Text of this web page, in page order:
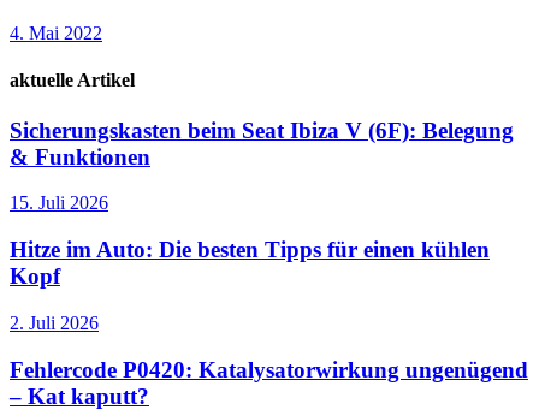
4. Mai 2022
aktuelle Artikel
Sicherungskasten beim Seat Ibiza V (6F): Belegung
& Funktionen
15. Juli 2026
Hitze im Auto: Die besten Tipps für einen kühlen
Kopf
2. Juli 2026
Fehlercode P0420: Katalysatorwirkung ungenügend
– Kat kaputt?